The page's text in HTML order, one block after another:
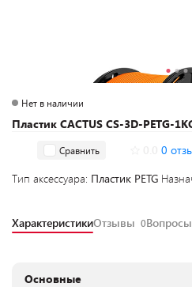
Пластик CACTUS CS-3D-PETG-
Нет в наличии
Сравнить 0
Тип аксессуара: Пластик PETG
ХарактеристикиОтзывы 0Вопросы
Основные